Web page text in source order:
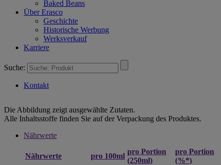
Baked Beans
Über Erasco
Geschichte
Historische Werbung
Werksverkauf
Karriere
Suche:
Kontakt
Die Abbildung zeigt ausgewählte Zutaten.
Alle Inhaltsstoffe finden Sie auf der Verpackung des Produktes.
Nährwerte
Nährwerte pro 100ml
pro Portion
(250ml)
pro Portion
(%*)